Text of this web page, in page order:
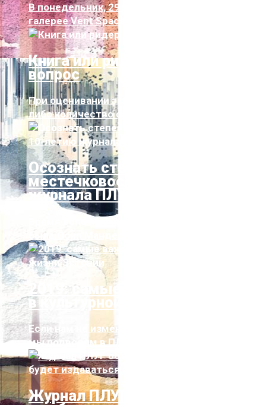
В понедельник, 29 июня, в таллиннской
галерее Vent Space (Пл...
Книга или ридер, вот в чем
вопрос
При оценивании экологического следа чего-
либо количество факторов и их хара...
Осознать степень нашей
местечковости — к 10-летию
журнала ПЛУГ
2019: самые важные события
в культурной жизни Эстонии
Если нам не изменяет память, то итоги года
мы подводим в ПЛУГе впервые — об...
Журнал ПЛУГ объявил о том,